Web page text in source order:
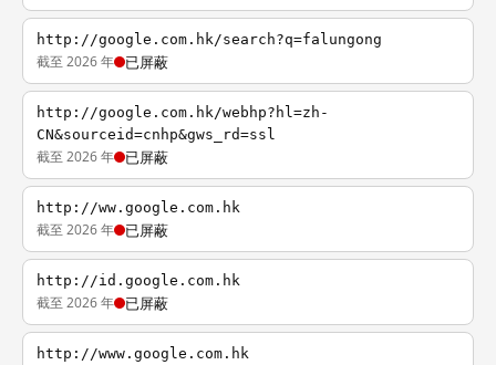
http://google.com.hk/search?q=falungong
截至 2026 年 已屏蔽
http://google.com.hk/webhp?hl=zh-
CN&sourceid=cnhp&gws_rd=ssl
截至 2026 年 已屏蔽
http://ww.google.com.hk
截至 2026 年 已屏蔽
http://id.google.com.hk
截至 2026 年 已屏蔽
http://www.google.com.hk